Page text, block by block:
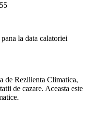
la data calatoriei
de Rezilienta Climatica,
de cazare. Aceasta este